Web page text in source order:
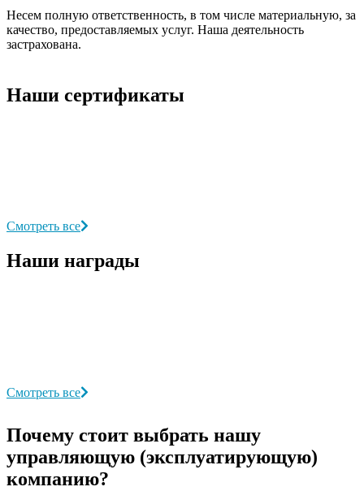
Несем полную ответственность, в том числе материальную, за
качество, предоставляемых услуг. Наша деятельность
застрахована.
Наши сертификаты
Смотреть все
Наши награды
Смотреть все
Почему стоит выбрать нашу
управляющую (эксплуатирующую)
компанию?